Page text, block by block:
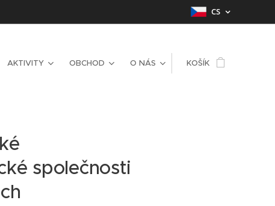
CS
AKTIVITY OBCHOD O NÁS KOŠÍK
společnosti